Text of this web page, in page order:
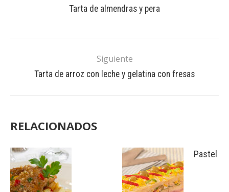
Tarta de almendras y pera
Siguiente
Tarta de arroz con leche y gelatina con fresas
RELACIONADOS
Pastel